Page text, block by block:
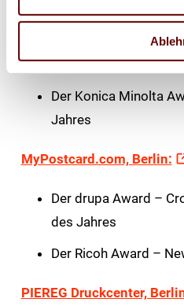
Buch- und
Der Konica Minolta
Jahres
MyPostcard.com, Berlin:
Der drupa Award –
des Jahres
Der Ricoh Award –
PIEREG Druckcenter,